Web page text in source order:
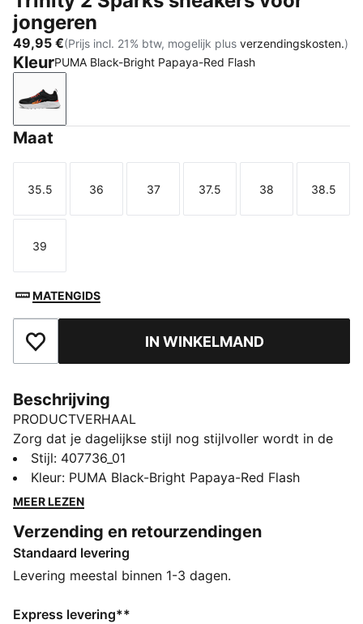
jongeren
49,95 €(Prijs incl. 21% btw, mogelijk plus verzendingskosten.)
KleurPUMA Black-Bright Papaya-Red Flash
PUMA Black-Bright Papaya-Red Flash
Maat
Maat
35.5
Maat
36
Maat
37
Maat
37.5
Maat
38
Maat
38.5
Maat
39
MATENGIDS
Toegevoegd aan favorietenIN WINKELMAND
Beschrijving
PRODUCTVERHAAL
Zorg dat je dagelijkse stijl nog stijlvoller wordt in de
Trinity 2 Sparks sneakers. Een zachte inlegzool dempt
je voeten, en een door vlammen geïnspireerde PUMA
Formstrip zet je in vuur en vlam. Klaar voor afspraken,
DETAILS
Ontworpen voor: Dagelijks dragen
Breedte: Normaal
Type hak: Plat
Stijl: 407736_01
Kleur: PUMA Black-Bright Papaya-Red Flash
MEER LEZEN
Verzending en retourzendingen
Standaard levering
Levering meestal binnen 1-3 dagen.
Express levering**